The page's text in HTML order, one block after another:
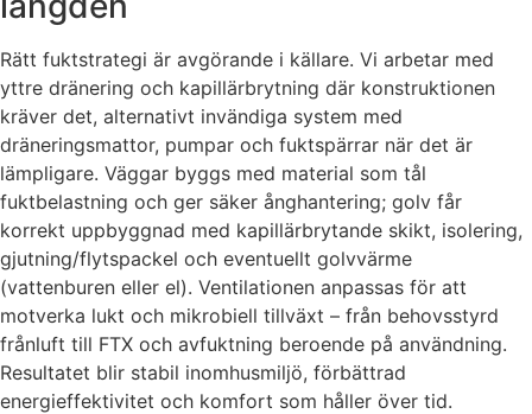
Rätt fuktstrategi är avgörande i källare. Vi arbetar med
yttre dränering och kapillärbrytning där konstruktionen
kräver det, alternativt invändiga system med
dräneringsmattor, pumpar och fuktspärrar när det är
lämpligare. Väggar byggs med material som tål
fuktbelastning och ger säker ånghantering; golv får
korrekt uppbyggnad med kapillärbrytande skikt, isolering,
gjutning/flytspackel och eventuellt golvvärme
(vattenburen eller el). Ventilationen anpassas för att
motverka lukt och mikrobiell tillväxt – från behovsstyrd
frånluft till FTX och avfuktning beroende på användning.
Resultatet blir stabil inomhusmiljö, förbättrad
energieffektivitet och komfort som håller över tid.